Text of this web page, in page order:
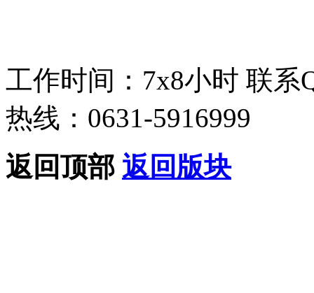
工作时间：7x8小时 联系
热线：0631-5916999
返回顶部 返回版块